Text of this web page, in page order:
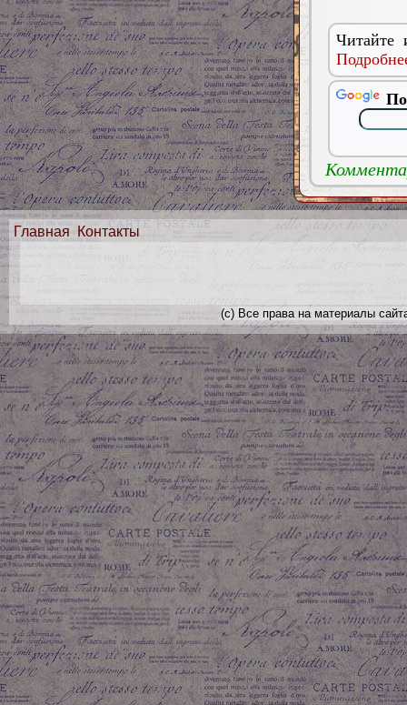
Читайте
Главная Контакты
(с) Все права на материалы